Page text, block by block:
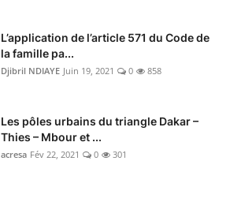
L’application de l’article 571 du Code de
la famille pa...
Djibril NDIAYE Juin 19, 2021 0 858
Les pôles urbains du triangle Dakar –
Thies – Mbour et ...
acresa Fév 22, 2021 0 301